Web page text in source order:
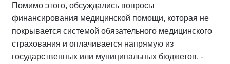
Помимо этого, обсуждались вопросы
финансирования медицинской помощи, которая не
покрывается системой обязательного медицинского
страхования и оплачивается напрямую из
государственных или муниципальных бюджетов, -